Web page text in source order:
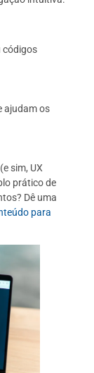
códigos
ajudam os
sim, UX
prático de
Dê uma
para